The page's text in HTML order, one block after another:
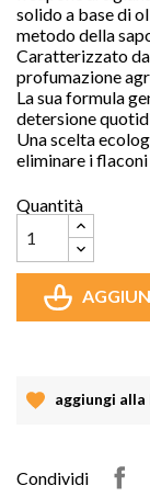
solido a base di
metodo della
Caratterizzato
profumazione
La sua formula
detersione
Una scelta
eliminare i
Quantità
aggiungi
Condividi